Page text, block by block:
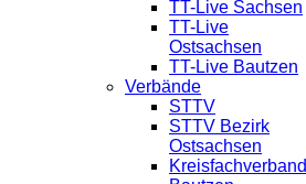
TT-Live Sachsen
TT-Live
Ostsachsen
TT-Live Bautzen
Verbände
STTV
STTV Bezirk
Ostsachsen
Kreisfachverband